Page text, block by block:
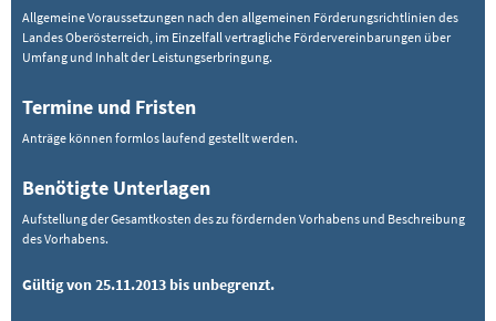
Allgemeine Voraussetzungen nach den allgemeinen Förderungsrichtlinien des
Landes Oberösterreich, im Einzelfall vertragliche Fördervereinbarungen über
Umfang und Inhalt der Leistungserbringung.
Termine und Fristen
Anträge können formlos laufend gestellt werden.
Benötigte Unterlagen
Aufstellung der Gesamtkosten des zu fördernden Vorhabens und Beschreibung
des Vorhabens.
Gültig von 25.11.2013 bis unbegrenzt.